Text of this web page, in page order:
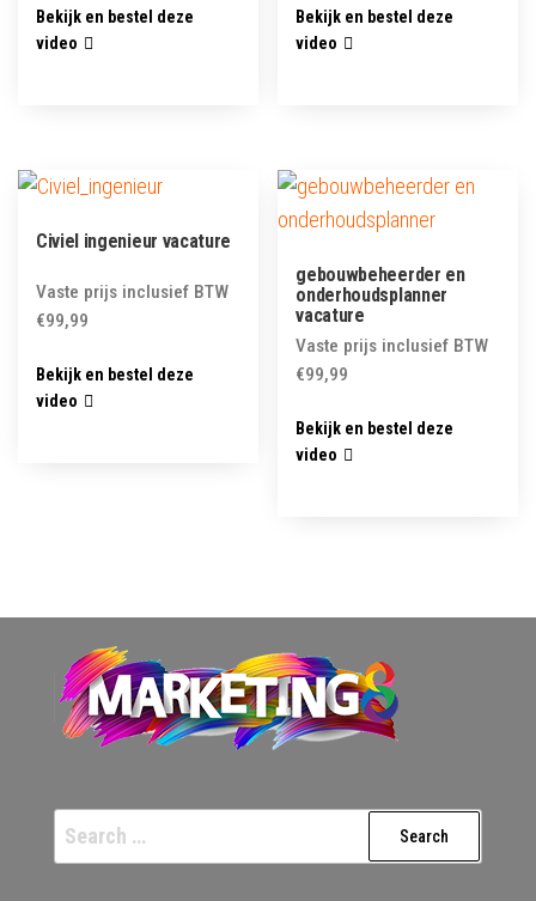
Bekijk en bestel deze
video
Bekijk en bestel deze
video
Civiel ingenieur vacature
Vaste prijs inclusief BTW
€99,99
Bekijk en bestel deze
video
gebouwbeheerder en
onderhoudsplanner
vacature
Vaste prijs inclusief BTW
€99,99
Bekijk en bestel deze
video
Search
for: